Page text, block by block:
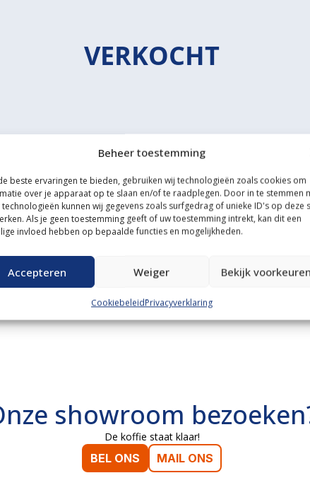
Beheer toestemming
beste ervaringen te bieden, gebruiken wij technologieën zoals cookies om
over je apparaat op te slaan en/of te raadplegen. Door in te stemmen
technologieën kunnen wij gegevens zoals surfgedrag of unieke ID's op deze
Als je geen toestemming geeft of uw toestemming intrekt, kan dit een
invloed hebben op bepaalde functies en mogelijkheden.
Accepteren Weiger Bekijk voorkeuren
CookiebeleidPrivacyverklaring
VERKOCHT
showroom
De koffie staat klaar!
BEL ONS MAIL ONS